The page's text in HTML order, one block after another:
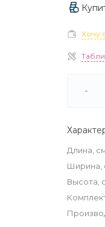
Хочу
-
Длина,
Ширина,
Высота,